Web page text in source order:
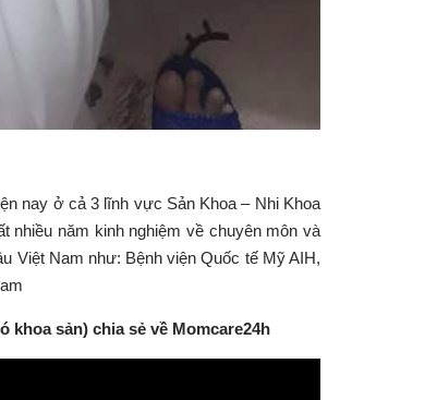
nay ở cả 3 lĩnh vực Sản Khoa – Nhi Khoa
nhiều năm kinh nghiệm về chuyên môn và
Việt Nam như: Bệnh viện Quốc tế Mỹ AIH,
khoa sản) chia sẻ về Momcare24h